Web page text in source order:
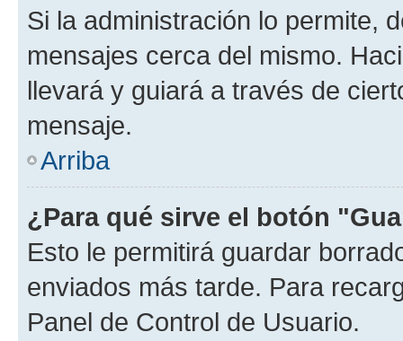
Si la administración lo permite,
mensajes cerca del mismo.
llevará y guiará a través de
mensaje.
Arriba
¿Para qué sirve el botón
Esto le permitirá guardar
enviados más tarde. Para
Panel de Control de Usuario.